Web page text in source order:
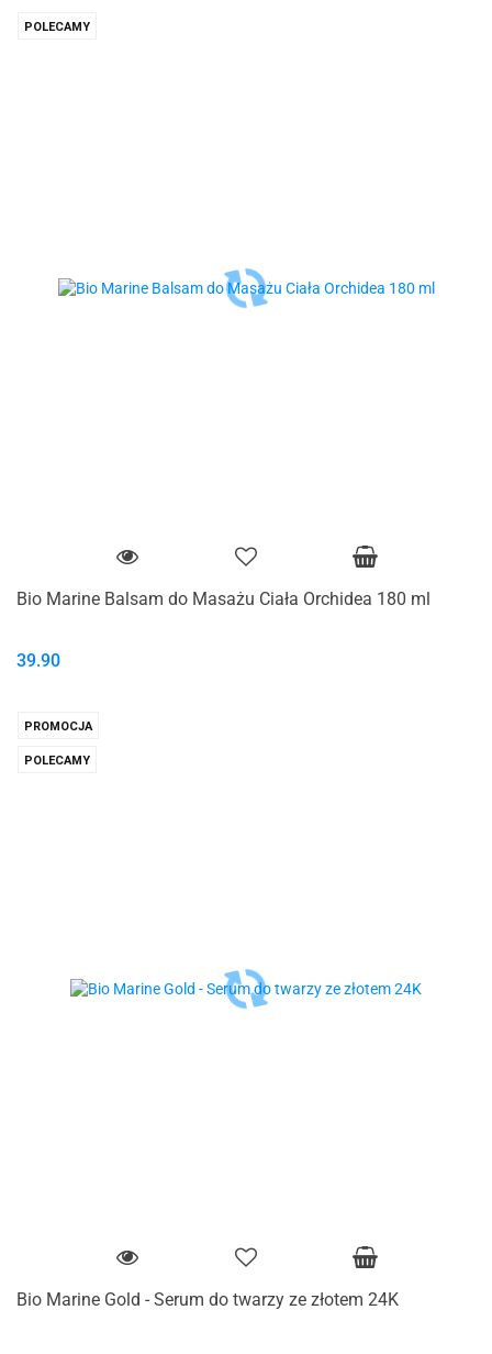
POLECAMY
Bio Marine Balsam do Masażu Ciała Orchidea 180 ml
39.90
PROMOCJA
POLECAMY
Bio Marine Gold - Serum do twarzy ze złotem 24K